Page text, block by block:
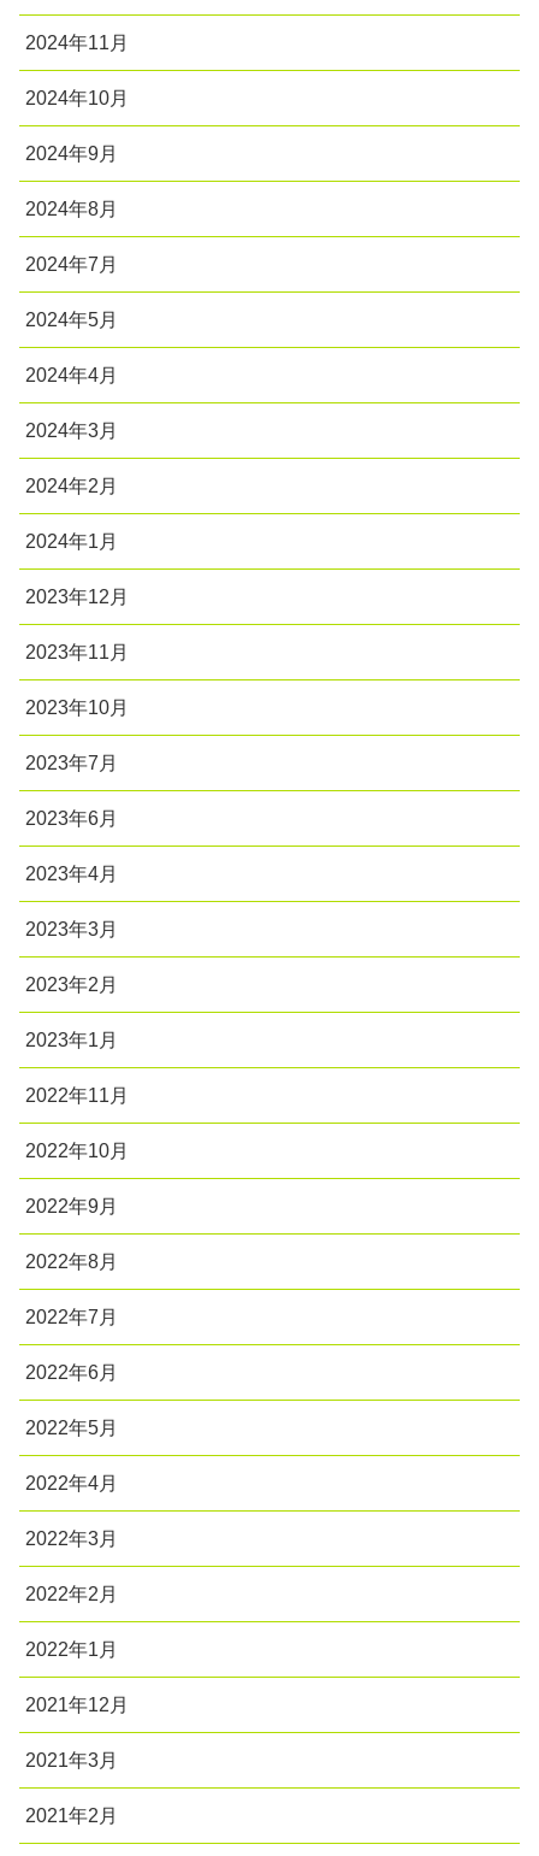
2024年11月
2024年10月
2024年9月
2024年8月
2024年7月
2024年5月
2024年4月
2024年3月
2024年2月
2024年1月
2023年12月
2023年11月
2023年10月
2023年7月
2023年6月
2023年4月
2023年3月
2023年2月
2023年1月
2022年11月
2022年10月
2022年9月
2022年8月
2022年7月
2022年6月
2022年5月
2022年4月
2022年3月
2022年2月
2022年1月
2021年12月
2021年3月
2021年2月